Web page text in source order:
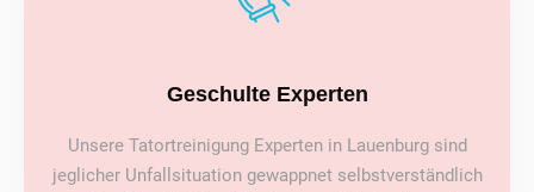
Geschulte Experten
Unsere Tatortreinigung Experten in Lauenburg sind
jeglicher Unfallsituation gewappnet selbstverständlich